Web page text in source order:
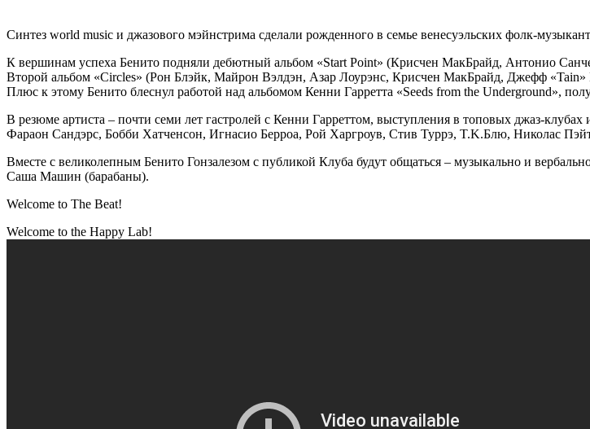
Синтез world music и джазового мэйнстрима сделали рожденного в семье венесуэльских фолк-
К вершинам успеха Бенито подняли дебютный альбом «Start Point» (Крисчен МакБрайд, Антонио
Второй альбом «Circles» (Рон Блэйк, Майрон Вэлдэн, Азар Лоурэнс, Крисчен МакБрайд, Джефф «Tain»
Плюс к этому Бенито блеснул работой над альбомом Кенни Гарретта «Seeds from the Underground»,
В резюме артиста – почти семи лет гастролей с Кенни Гарреттом, выступления в топовых джаз-
Фараон Сандэрс, Бобби Хатченсон, Игнасио Берроа, Рой Харгроув, Стив Туррэ, T.K.Блю, Николас
Вместе с великолепным Бенито Гонзалезом с публикой Клуба будут общаться – музыкально и
Саша Машин (барабаны).
Welcome to The Beat!
Welcome to the Happy Lab!